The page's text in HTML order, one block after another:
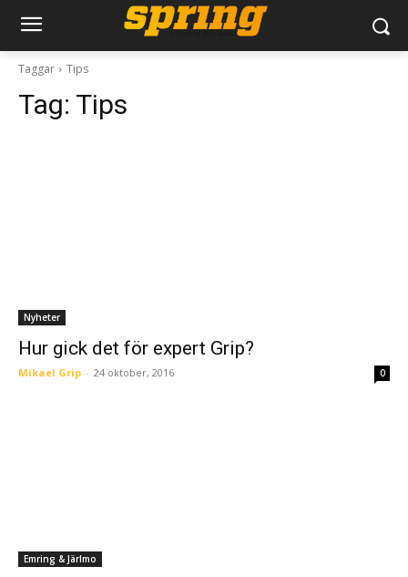
Taggar Tips
Tag: Tips
Nyheter
Hur gick det för expert Grip?
Mikael Grip - 24 oktober, 2016 0
Emring & Järlmo